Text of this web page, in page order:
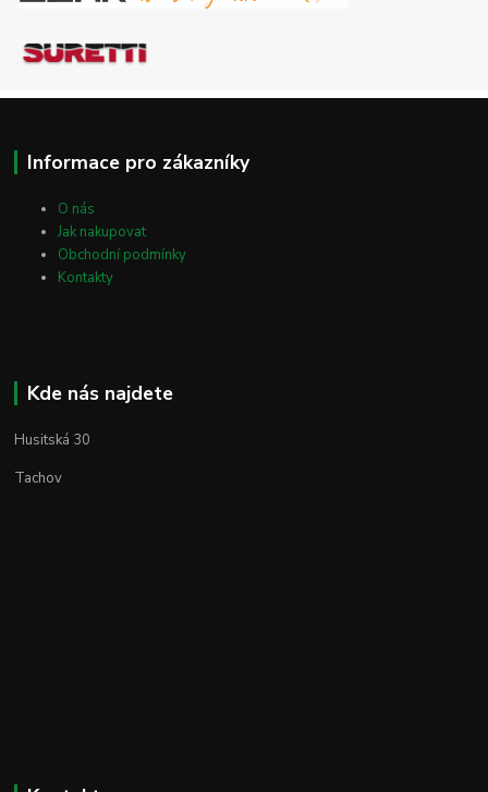
Informace pro zákazníky
O nás
Jak nakupovat
Obchodní podmínky
Kontakty
Kde nás najdete
Husitská 30
Tachov